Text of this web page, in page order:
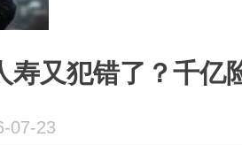
寿又犯错了？千亿
07-23